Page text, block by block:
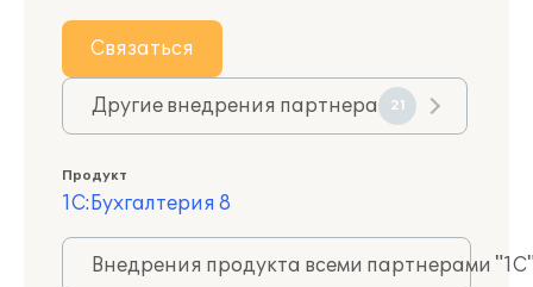
Связаться
Другие внедрения партнера 21
Продукт
1С:Бухгалтерия 8
Внедрения продукта всеми партнерами